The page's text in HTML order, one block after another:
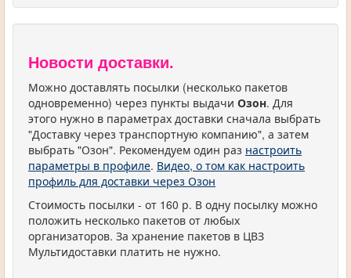
Новости доставки.
Можно доставлять посылки (несколько пакетов
одновременно) через пункты выдачи Озон. Для
этого нужно в параметрах доставки сначала выбрать
"Доставку через транспортную компанию", а затем
выбрать "Озон". Рекомендуем один раз настроить
параметры в профиле. Видео, о том как настроить
профиль для доставки через Озон
Стоимость посылки - от 160 р. В одну посылку можно
положить несколько пакетов от любых
организаторов. За хранение пакетов в ЦВЗ
Мультидоставки платить не нужно.